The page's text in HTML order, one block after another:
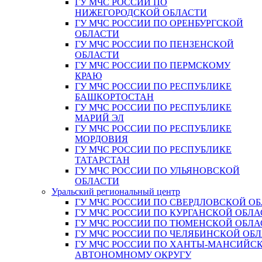
ГУ МЧС РОССИИ ПО
НИЖЕГОРОДСКОЙ ОБЛАСТИ
ГУ МЧС РОССИИ ПО ОРЕНБУРГСКОЙ
ОБЛАСТИ
ГУ МЧС РОССИИ ПО ПЕНЗЕНСКОЙ
ОБЛАСТИ
ГУ МЧС РОССИИ ПО ПЕРМСКОМУ
КРАЮ
ГУ МЧС РОССИИ ПО РЕСПУБЛИКЕ
БАШКОРТОСТАН
ГУ МЧС РОССИИ ПО РЕСПУБЛИКЕ
МАРИЙ ЭЛ
ГУ МЧС РОССИИ ПО РЕСПУБЛИКЕ
МОРДОВИЯ
ГУ МЧС РОССИИ ПО РЕСПУБЛИКЕ
ТАТАРСТАН
ГУ МЧС РОССИИ ПО УЛЬЯНОВСКОЙ
ОБЛАСТИ
Уральский региональный центр
ГУ МЧС РОССИИ ПО СВЕРДЛОВСКОЙ
ГУ МЧС РОССИИ ПО КУРГАНСКОЙ
ГУ МЧС РОССИИ ПО ТЮМЕНСКОЙ
ГУ МЧС РОССИИ ПО ЧЕЛЯБИНСКОЙ
ГУ МЧС РОССИИ ПО ХАНТЫ-
АВТОНОМНОМУ ОКРУГУ